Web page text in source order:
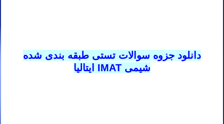
دانلود جزوه سوالات تستی طبقه بندی شده
شیمی IMAT ایتالیا